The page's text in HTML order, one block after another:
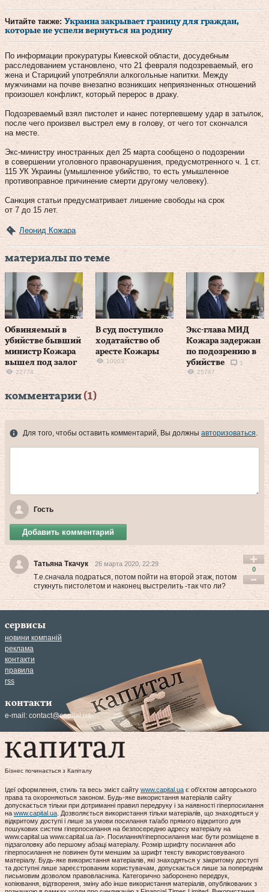
Читайте также: Украина закрывает границу для граждан,
которые не успели вернуться на родину
По информации прокуратуры Киевской области, досудебным
расследованием установлено, что 21 февраля подозреваемый, его
жена и Старицкий употребляли алкогольные напитки. Между
мужчинами на почве внезапно возникших неприязненных отношений
произошел конфликт, который перерос в драку.
Подозреваемый взял пистолет и нанес потерпевшему удар в затылок,
после чего произвел выстрел ему в голову, от чего тот скончался
на месте.
Экс-министру иностранных дел 25 марта сообщено о подозрении
в совершении уголовного правонарушения, предусмотренного ч. 1 ст.
115 УК Украины (умышленное убийство, то есть умышленное
противоправное причинение смерти другому человеку).
Санкция статьи предусматривает лишение свободы на срок
от 7 до 15 лет.
Леонид Кожара
материалы по теме
Обвиняемый в
убийстве бывший
министр Кожара
вышел под залог
22774
В суд поступило
ходатайство об
аресте Кожары
10003
Экс-глава МИД
Кожара задержан
по подозрению в
убийстве
1
25747
комментарии (1)
Для того, чтобы оставить комментарий, Вы должны авторизоваться.
Гость
Добавить комментарий
Татьяна Ткачук 26 марта 2020, 22:29
Т.е.сначала подраться, потом пойти на второй этаж, потом
стукнуть пистолетом и наконец выстрелить -так что ли?
0
сервисы
новини компаній
реклама
контакти
правила
rss
контакти
e-mail: contact@capital.ua
Бізнес починається з Капіталу
Ідеї оформлення, стиль та весь зміст сайту www.capital.uaє об'єктом авторського
права та охороняються законом. Будь-яке використання матеріалів сайту
допускається тільки при дотриманні правил передруку і за наявності гіперпосилання
наwww.capital.ua. Дозволяється використання тільки матеріалів, що знаходяться у
відкритому доступі і лише за умови посилання та/або прямого відкритого для
пошукових систем гіперпосилання на безпосередню адресу матеріалу на
www.capital.ua www.capital.ua /a>. Посилання/гіперпосилання має бути розміщене в
підзаголовку або першому абзаці матеріалу. Розмір шрифту посилання або
гіперпосилання не повинен бути меншим за шрифт тексту використовуваного
матеріалу. Будь-яке використання матеріалів, які знаходяться у закритому доступі
та доступні лише зареєстрованим користувачам, допускається лише за попереднім
письмовим дозволом правовласника. Категорично заборонено передрук,
копіювання, відтворення, зміну або інше використання матеріалів, опублікованих з